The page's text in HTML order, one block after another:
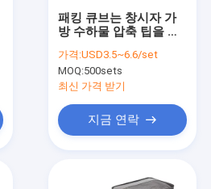
패킹 큐브는 창시자 가
방 수하물 압축 팁을 여
가격:USD3.5~6.6/set
MOQ:500sets
최신 가격 받기
지금 연락